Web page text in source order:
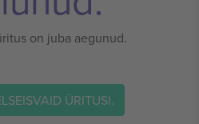
on juba aegunud.
ÜRITUSI.